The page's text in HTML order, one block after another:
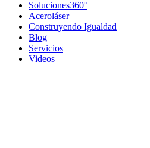
Soluciones360°
Aceroláser
Construyendo Igualdad
Blog
Servicios
Videos